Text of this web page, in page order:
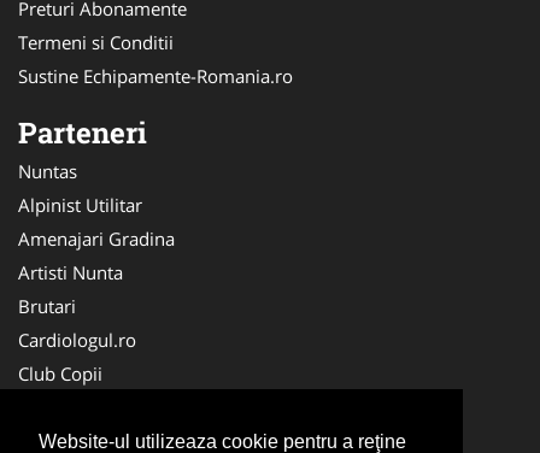
Website-ul utilizeaza cookie pentru a reţine
Preturi Abonamente
Termeni si Conditii
Sustine Echipamente-Romania.ro
Parteneri
Nuntas
Alpinist Utilitar
Amenajari Gradina
Artisti Nunta
Brutari
Cardiologul.ro
Club Copii
Ambalaje Romania